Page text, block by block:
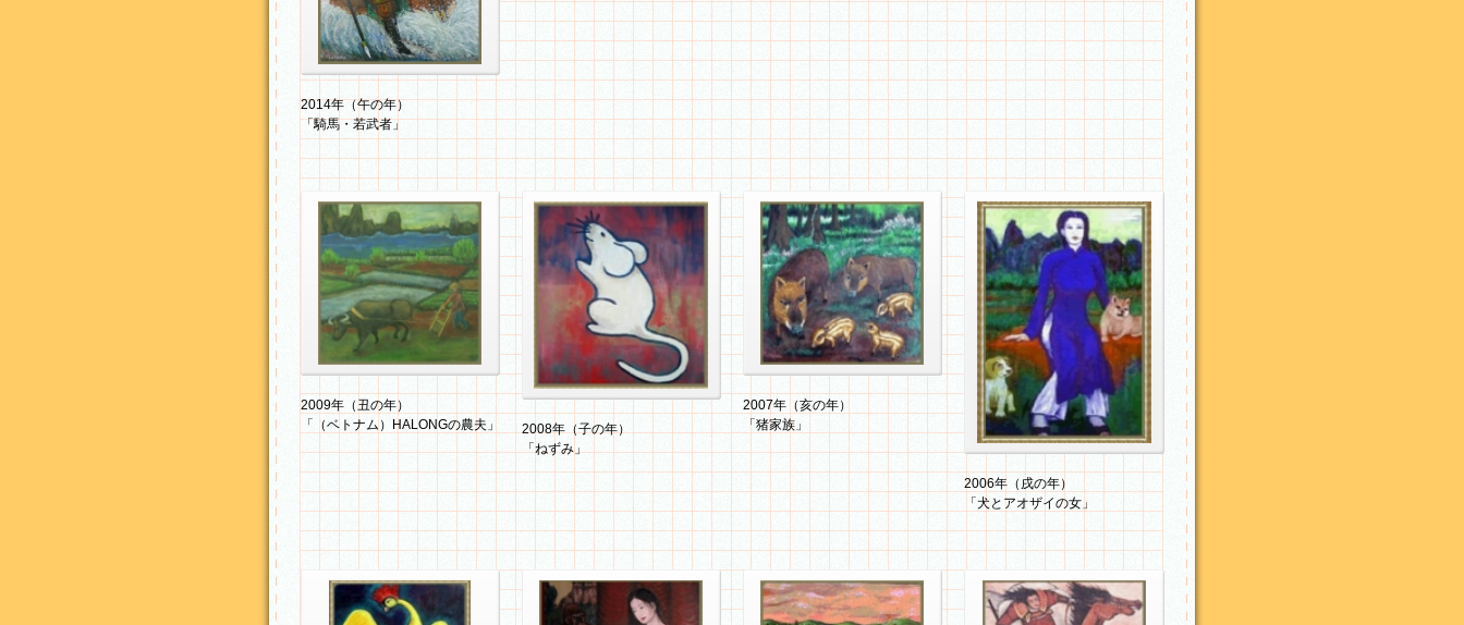
武者」（F8）
2014年（午の年）
「騎馬・若武者」
ム）HALONGの農夫」（F8一
部）
2009年（丑の年）
「（ベトナム）HALONGの農夫」
2008年（子の年）「ねずみ」
（F6）
2008年（子の年）
「ねずみ」
（F15）
2007年（亥の年）
「猪家族」
イの女」（F20一部）
2006年（戌の年）
「犬とアオザイの女」